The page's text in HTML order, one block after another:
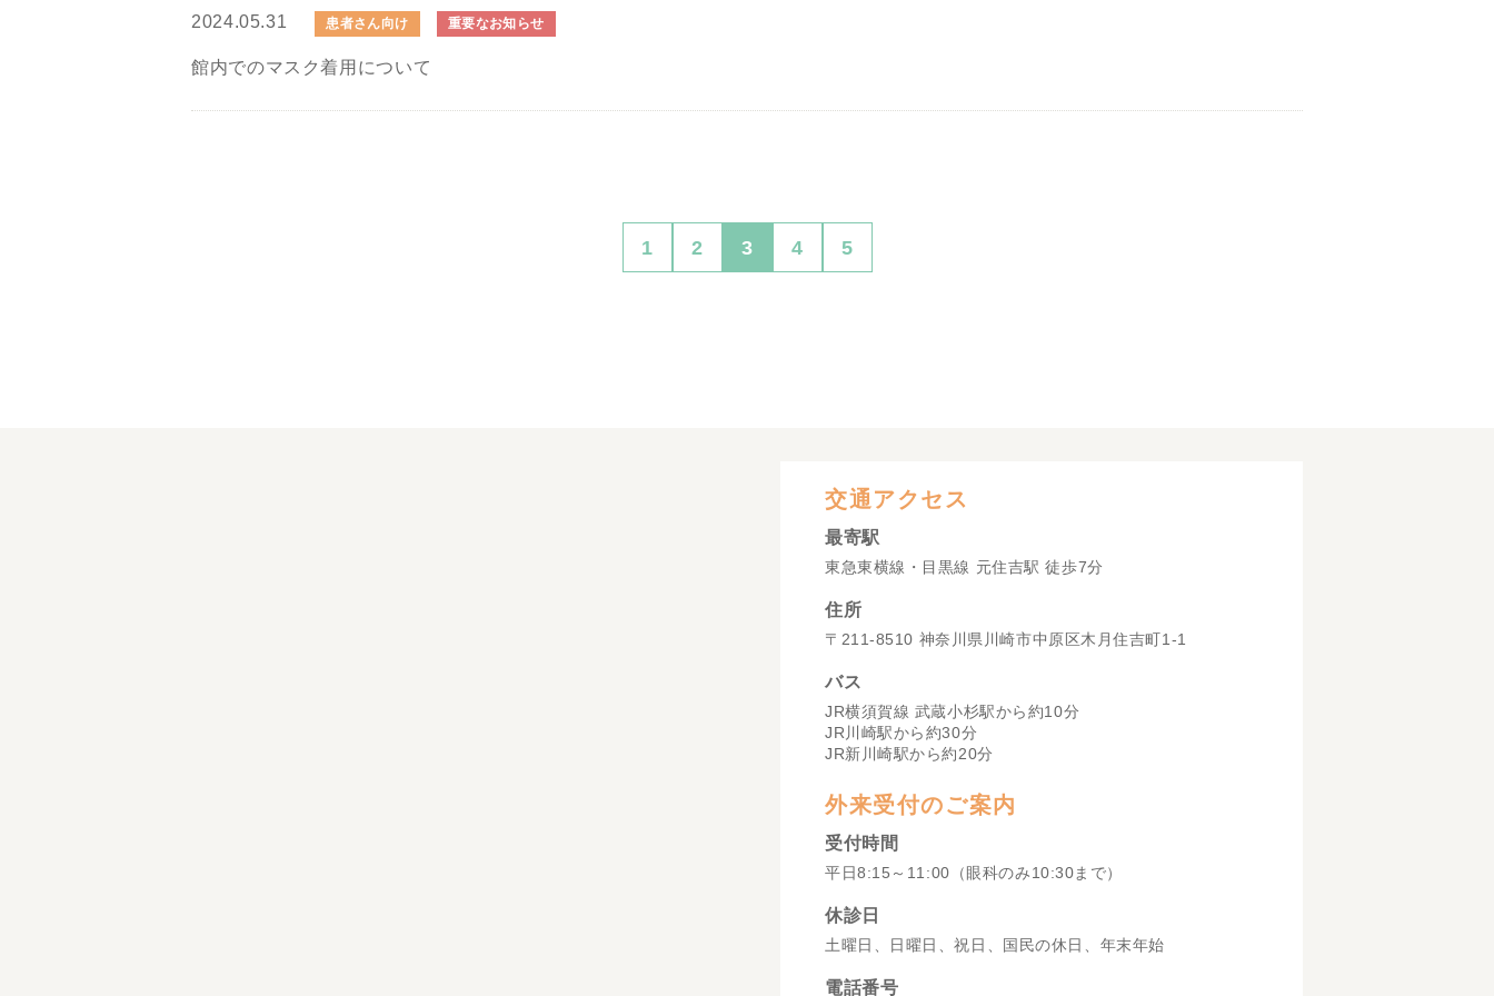
2024.05.31 患者さん向け 重要なお知らせ
館内でのマスク着用について
1 2 3 4 5
交通アクセス
最寄駅
東急東横線・目黒線 元住吉駅 徒歩7分
住所
〒211-8510 神奈川県川崎市中原区木月住吉町1-1
バス
JR横須賀線 武蔵小杉駅から約10分
JR川崎駅から約30分
JR新川崎駅から約20分
外来受付のご案内
受付時間
平日8:15～11:00（眼科のみ10:30まで）
休診日
土曜日、日曜日、祝日、国民の休日、年末年始
電話番号